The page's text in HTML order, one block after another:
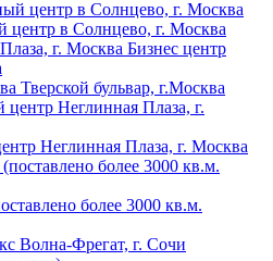
центр в Солнцево, г. Москва
Бизнес центр
Тверской бульвар, г.Москва
Неглинная Плаза, г. Москва
более 3000 кв.м.